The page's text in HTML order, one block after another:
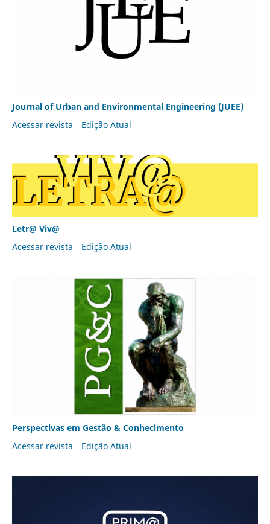
Journal of Urban and Environmental Engineering (JUEE)
Acessar revista
Edição Atual
Letr@ Viv@
Acessar revista
Edição Atual
Perspectivas em Gestão & Conhecimento
Acessar revista
Edição Atual